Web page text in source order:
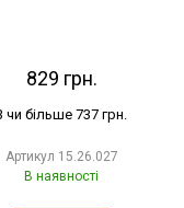
829 грн.
чи більше 737 грн.
Артикул 15.26.027
В наявності